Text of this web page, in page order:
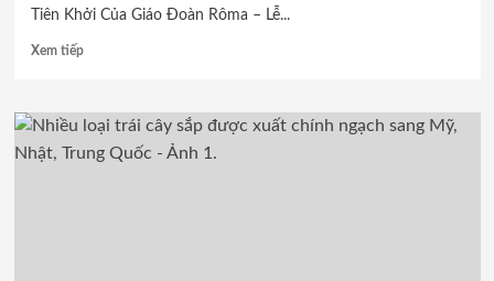
Tiên Khởi Của Giáo Đoàn Rôma – Lễ...
Xem tiếp